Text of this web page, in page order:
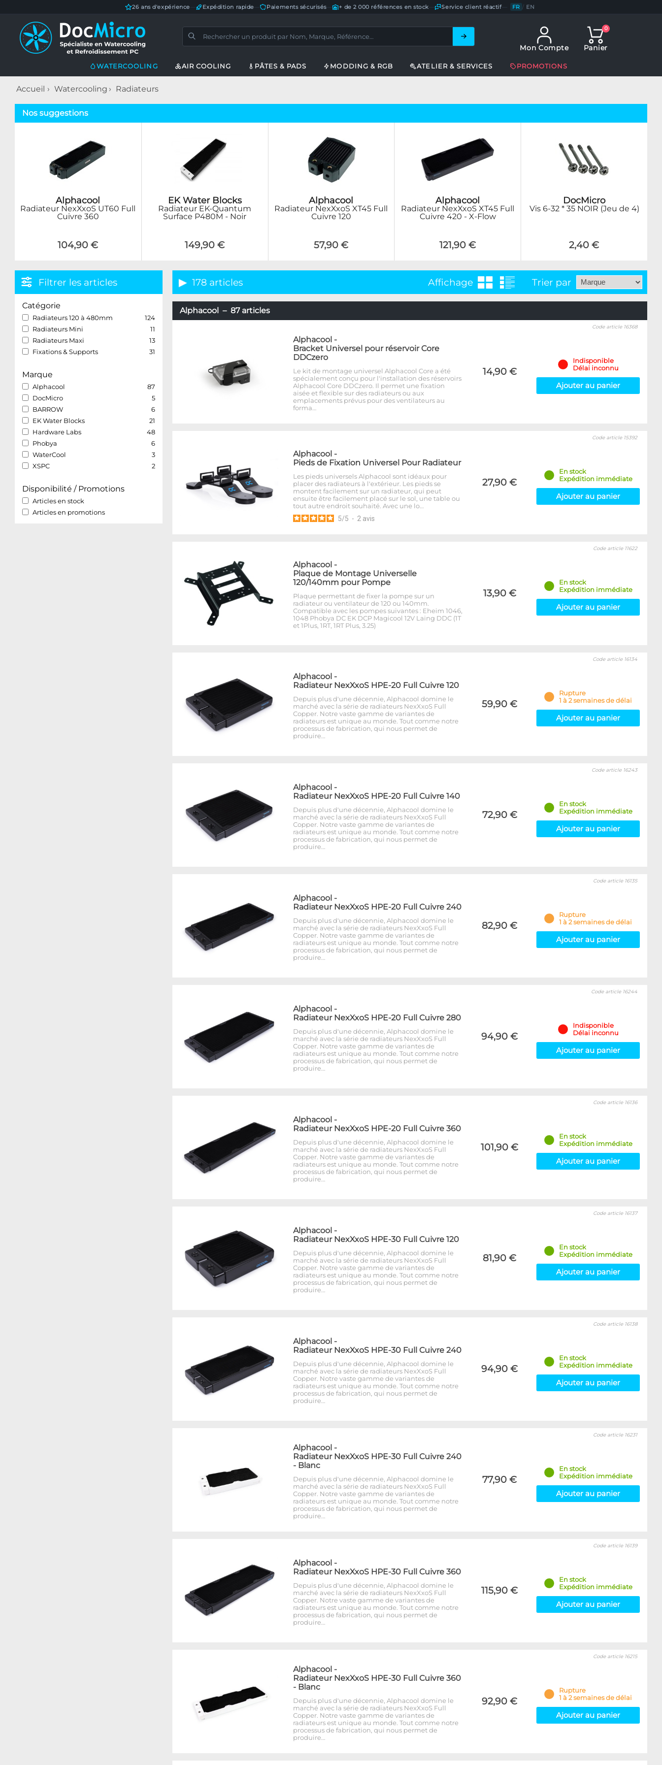
26 ans d'expérience Expédition rapide Paiements sécurisés— + de 2 000 références en stock Service client réactif— FR / EN
Mon Compte
0
Panier
WATERCOOLING AIR COOLING PÂTES & PADS MODDING & RGB ATELIER & SERVICES PROMOTIONS
Accueil Watercooling Radiateurs
Nos suggestions
Alphacool
Radiateur NexXxoS UT60 Full
Cuivre 360
104,90 €
EK Water Blocks
Radiateur EK-Quantum
Surface P480M - Noir
149,90 €
Alphacool
Radiateur NexXxoS XT45 Full
Cuivre 120
57,90 €
Alphacool
Radiateur NexXxoS XT45 Full
Cuivre 420 - X-Flow
121,90 €
DocMicro
Vis 6-32 * 35 NOIR (Jeu de 4)
2,40 €
Filtrer les articles
Catégorie
Radiateurs 120 à 480mm
124
Radiateurs Mini
11
Radiateurs Maxi
13
Fixations & Supports
31
Marque
Alphacool
87
DocMicro
5
BARROW
6
EK Water Blocks
21
Hardware Labs
48
Phobya
6
WaterCool
3
XSPC
2
Disponibilité / Promotions
Articles en stock
Articles en promotions
178 articles Affichage Trier par
Alphacool – 87 articles
Alphacool -
Bracket Universel pour réservoir Core
DDCzero
Le kit de montage universel Alphacool Core a été
spécialement conçu pour l'installation des réservoirs
Alphacool Core DDCzero. Il permet une fixation
aisée et flexible sur des radiateurs ou aux
emplacements prévus pour des ventilateurs au
forma…
14,90 €
Code article 16368
Indisponible
Délai inconnu
Ajouter au panier
Alphacool -
Pieds de Fixation Universel Pour Radiateur
Les pieds universels Alphacool sont idéaux pour
placer des radiateurs à l'extérieur. Les pieds se
montent facilement sur un radiateur, qui peut
ensuite être facilement placé sur le sol, une table ou
tout autre endroit souhaité. Avec une lo…
5/5 - 2 avis
27,90 €
Code article 15392
En stock
Expédition immédiate
Ajouter au panier
Alphacool -
Plaque de Montage Universelle
120/140mm pour Pompe
Plaque permettant de fixer la pompe sur un
radiateur ou ventilateur de 120 ou 140mm.
Compatible avec les pompes suivantes : Eheim 1046,
1048 Phobya DC EK DCP Magicool 12V Laing DDC (1T
et 1Plus, 1RT, 1RT Plus, 3.25)
13,90 €
Code article 11622
En stock
Expédition immédiate
Ajouter au panier
Alphacool -
Radiateur NexXxoS HPE-20 Full Cuivre 120
Depuis plus d'une décennie, Alphacool domine le
marché avec la série de radiateurs NexXxoS Full
Copper. Notre vaste gamme de variantes de
radiateurs est unique au monde. Tout comme notre
processus de fabrication, qui nous permet de
produire…
59,90 €
Code article 16134
Rupture
1 à 2 semaines de délai
Ajouter au panier
Alphacool -
Radiateur NexXxoS HPE-20 Full Cuivre 140
Depuis plus d'une décennie, Alphacool domine le
marché avec la série de radiateurs NexXxoS Full
Copper. Notre vaste gamme de variantes de
radiateurs est unique au monde. Tout comme notre
processus de fabrication, qui nous permet de
produire…
72,90 €
Code article 16243
En stock
Expédition immédiate
Ajouter au panier
Alphacool -
Radiateur NexXxoS HPE-20 Full Cuivre 240
Depuis plus d'une décennie, Alphacool domine le
marché avec la série de radiateurs NexXxoS Full
Copper. Notre vaste gamme de variantes de
radiateurs est unique au monde. Tout comme notre
processus de fabrication, qui nous permet de
produire…
82,90 €
Code article 16135
Rupture
1 à 2 semaines de délai
Ajouter au panier
Alphacool -
Radiateur NexXxoS HPE-20 Full Cuivre 280
Depuis plus d'une décennie, Alphacool domine le
marché avec la série de radiateurs NexXxoS Full
Copper. Notre vaste gamme de variantes de
radiateurs est unique au monde. Tout comme notre
processus de fabrication, qui nous permet de
produire…
94,90 €
Code article 16244
Indisponible
Délai inconnu
Ajouter au panier
Alphacool -
Radiateur NexXxoS HPE-20 Full Cuivre 360
Depuis plus d'une décennie, Alphacool domine le
marché avec la série de radiateurs NexXxoS Full
Copper. Notre vaste gamme de variantes de
radiateurs est unique au monde. Tout comme notre
processus de fabrication, qui nous permet de
produire…
101,90 €
Code article 16136
En stock
Expédition immédiate
Ajouter au panier
Alphacool -
Radiateur NexXxoS HPE-30 Full Cuivre 120
Depuis plus d'une décennie, Alphacool domine le
marché avec la série de radiateurs NexXxoS Full
Copper. Notre vaste gamme de variantes de
radiateurs est unique au monde. Tout comme notre
processus de fabrication, qui nous permet de
produire…
81,90 €
Code article 16137
En stock
Expédition immédiate
Ajouter au panier
Alphacool -
Radiateur NexXxoS HPE-30 Full Cuivre 240
Depuis plus d'une décennie, Alphacool domine le
marché avec la série de radiateurs NexXxoS Full
Copper. Notre vaste gamme de variantes de
radiateurs est unique au monde. Tout comme notre
processus de fabrication, qui nous permet de
produire…
94,90 €
Code article 16138
En stock
Expédition immédiate
Ajouter au panier
Alphacool -
Radiateur NexXxoS HPE-30 Full Cuivre 240
- Blanc
Depuis plus d'une décennie, Alphacool domine le
marché avec la série de radiateurs NexXxoS Full
Copper. Notre vaste gamme de variantes de
radiateurs est unique au monde. Tout comme notre
processus de fabrication, qui nous permet de
produire…
77,90 €
Code article 16231
En stock
Expédition immédiate
Ajouter au panier
Alphacool -
Radiateur NexXxoS HPE-30 Full Cuivre 360
Depuis plus d'une décennie, Alphacool domine le
marché avec la série de radiateurs NexXxoS Full
Copper. Notre vaste gamme de variantes de
radiateurs est unique au monde. Tout comme notre
processus de fabrication, qui nous permet de
produire…
115,90 €
Code article 16139
En stock
Expédition immédiate
Ajouter au panier
Alphacool -
Radiateur NexXxoS HPE-30 Full Cuivre 360
- Blanc
Depuis plus d'une décennie, Alphacool domine le
marché avec la série de radiateurs NexXxoS Full
Copper. Notre vaste gamme de variantes de
radiateurs est unique au monde. Tout comme notre
processus de fabrication, qui nous permet de
produire…
92,90 €
Code article 16215
Rupture
1 à 2 semaines de délai
Ajouter au panier